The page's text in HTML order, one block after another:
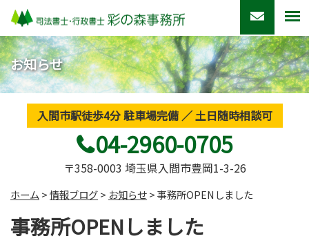
お知らせ
入間市駅徒歩4分 駐車場完備 ／ 土日随時相談可
04-2960-0705
〒358-0003 埼玉県入間市豊岡1-3-26
ホーム >情報ブログ> お知らせ>事務所OPENしました
事務所OPENしました